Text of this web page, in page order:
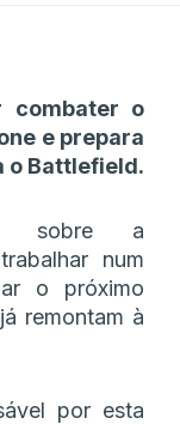
combater o
e prepara
o Battlefield.
sobre a
num
o próximo
remontam à
por esta